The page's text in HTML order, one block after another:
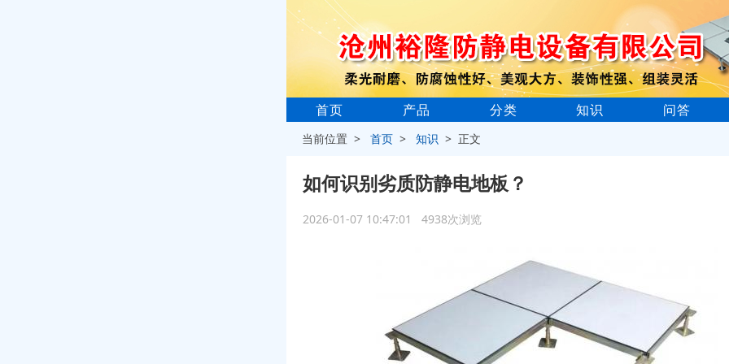
首页 产品 分类 知识 问答
当前位置 >首页 >知识 > 正文
如何识别劣质防静电地板？
2026-01-07 10:47:01 4938次浏览